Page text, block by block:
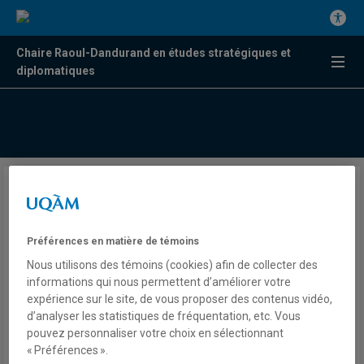
Chaire Raoul-Dandurand en études stratégiques et
diplomatiques
Birmanie : un succès électoral
transition « civile » bien
fragile
Par Éric Mottet
Chaire Raoul-Dandurand en études stratégiques et
Préférences en matière de témoins
Nous utilisons des témoins (cookies) afin de collecter des
informations qui nous permettent d’améliorer votre
expérience sur le site, de vous proposer des contenus vidéo,
d’analyser les statistiques de fréquentation, etc. Vous
pouvez personnaliser votre choix en sélectionnant
« Préférences ».